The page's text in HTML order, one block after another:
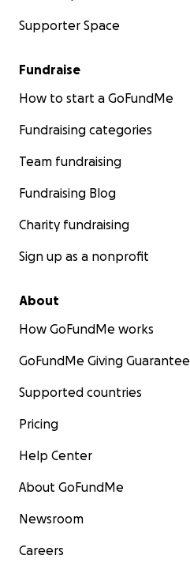
Supporter Space
Fundraise
How to start a GoFundMe
Fundraising categories
Team fundraising
Fundraising Blog
Charity fundraising
Sign up as a nonprofit
About
How GoFundMe works
GoFundMe Giving Guarantee
Supported countries
Pricing
Help Center
About GoFundMe
Newsroom
Careers